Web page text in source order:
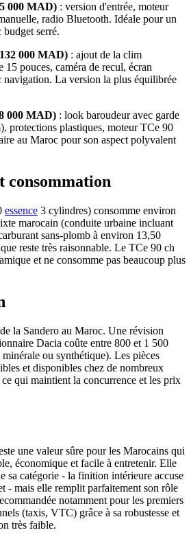
000 MAD) : version d'entrée, moteur
radio Bluetooth. Idéale pour un
serré.
000 MAD) : ajout de la clim
15 pouces, caméra de recul, écran
navigation. La version la plus équilibrée
000 MAD) : look baroudeur avec garde
protections plastiques, moteur TCe 90
au Maroc pour son aspect polyvalent
consommation
essence 3 cylindres) consomme environ
marocain (conduite urbaine incluant
sans-plomb à environ 13,50
reste très raisonnable. Le TCe 90 ch
et ne consomme pas beaucoup plus
la Sandero au Maroc. Une révision
Dacia coûte entre 800 et 1 500
ou synthétique). Les pièces
et disponibles chez de nombreux
qui maintient la concurrence et les prix
une valeur sûre pour les Marocains qui
économique et facile à entretenir. Elle
sa catégorie - la finition intérieure accuse
- mais elle remplit parfaitement son rôle
notamment pour les premiers
(taxis, VTC) grâce à sa robustesse et
très faible.